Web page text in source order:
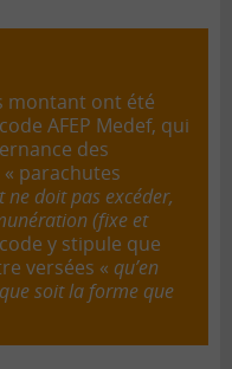
montant ont été
AFEP Medef, qui
des
parachutes
ne doit pas excéder,
(fixe et
y stipule que
versées « qu’en
soit la forme que